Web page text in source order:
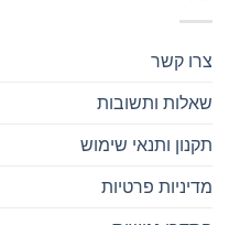
צרו קשר
שאלות ותשובות
תקנון ותנאי שימוש
מדיניות פרטיות